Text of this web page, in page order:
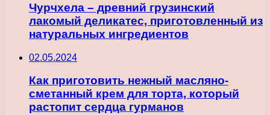
Чурчхела – древний грузинский
лакомый деликатес, приготовленный из
натуральных ингредиентов
02.05.2024
Как приготовить нежный масляно-
сметанный крем для торта, который
растопит сердца гурманов